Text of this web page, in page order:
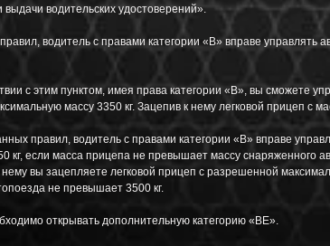
водительских удостоверений».
водитель с правами категории «B» вправе
с этим пунктом, имея права категории «B», вы сможете
массу 3350 кг. Зацепив к нему легковой прицеп с
правил, водитель с правами категории «B» вправе
кг, если масса прицепа не превышает массу
нему вы зацепляете легковой прицеп с разрешенной
не превышает 3500 кг.
открывать дополнительную категорию «BE».